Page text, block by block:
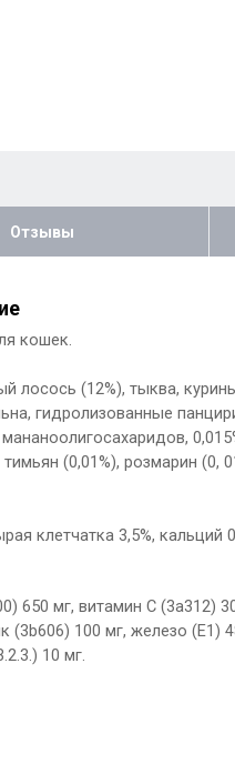
Отзывы
кошек.
лосось (12%), тыква,
гидролизованные
(0,01%), розмарин (0,
клетчатка 3,5%, кальций
650 мг, витамин C (3a312)
100 мг, железо (E1)
10 мг.